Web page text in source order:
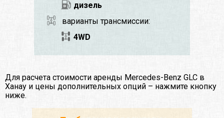
дизель
варианты трансмиссии:
4WD
Для расчета стоимости аренды Mercedes-Benz GLC в
Ханау и цены дополнительных опций – нажмите кнопку
ниже.